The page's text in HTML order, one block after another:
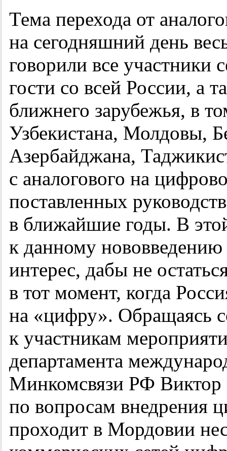
Тема перехода от
на сегодняшний день
говорили все участники
гости со всей России, а
ближнего зарубежья, в
Узбекистана, Молдовы,
Азербайджана,
с аналогового на
поставленных
в ближайшие годы. В
к данному
интерес, дабы не
в тот момент, когда
на «цифру». Обращаясь
к участникам
департамента
Минкомсвязи РФ Виктор
по вопросам внедрения
проходит в Мордовии